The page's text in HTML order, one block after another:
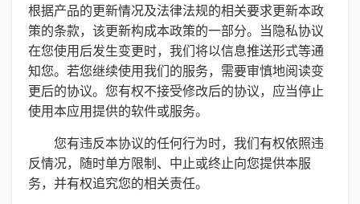
根据产品的更新情况及法律法规的相关要求更新本政
策的条款，该更新构成本政策的一部分。当隐私协议
在您使用后发生变更时，我们将以信息推送形式等通
知您。若您继续使用我们的服务，需要审慎地阅读变
更后的协议。您有权不接受修改后的协议，应当停止
使用本应用提供的软件或服务。
您有违反本协议的任何行为时，我们有权依照违
反情况，随时单方限制、中止或终止向您提供本服
务，并有权追究您的相关责任。